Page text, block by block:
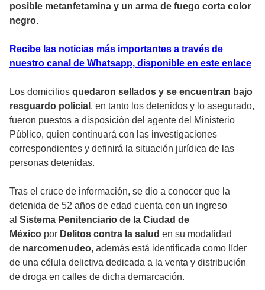
posible metanfetamina y un arma de fuego corta color
negro.
Recibe las noticias más importantes a través de
nuestro canal de Whatsapp, disponible en este enlace
Los domicilios quedaron sellados y se encuentran bajo
resguardo policial , en tanto los detenidos y lo asegurado,
fueron puestos a disposición del agente del Ministerio
Público, quien continuará con las investigaciones
correspondientes y definirá la situación jurídica de las
personas detenidas.
Tras el cruce de información, se dio a conocer que la
detenida de 52 años de edad cuenta con un ingreso
al Sistema Penitenciario de la Ciudad de
México por Delitos contra la salud en su modalidad
de narcomenudeo, además está identificada como líder
de una célula delictiva dedicada a la venta y distribución
de droga en calles de dicha demarcación.